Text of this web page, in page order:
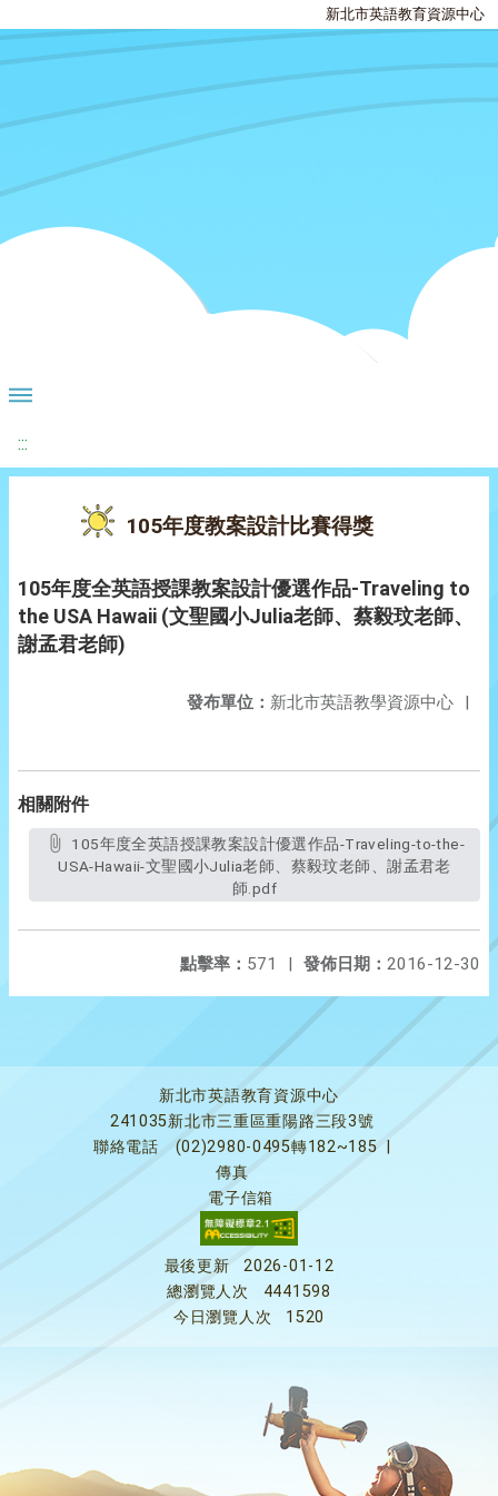
新北市英語教育資源中心
:::
105年度教案設計比賽得獎
105年度全英語授課教案設計優選作品-Traveling to
the USA Hawaii (文聖國小Julia老師、蔡毅玟老師、
謝孟君老師)
發布單位： 新北市英語教學資源中心 |
相關附件
USA-Hawaii-文聖國小Julia老師、蔡毅玟老師、謝孟君老
師.pdf
發佈日期： 2016-12-30
點擊率： 571 |
新北市英語教育資源中心
241035新北市三重區重陽路三段3號
聯絡電話
(02)2980-0495轉182~185
傳真
電子信箱
最後更新
2026-01-12
總瀏覽人次
4441598
今日瀏覽人次
1520